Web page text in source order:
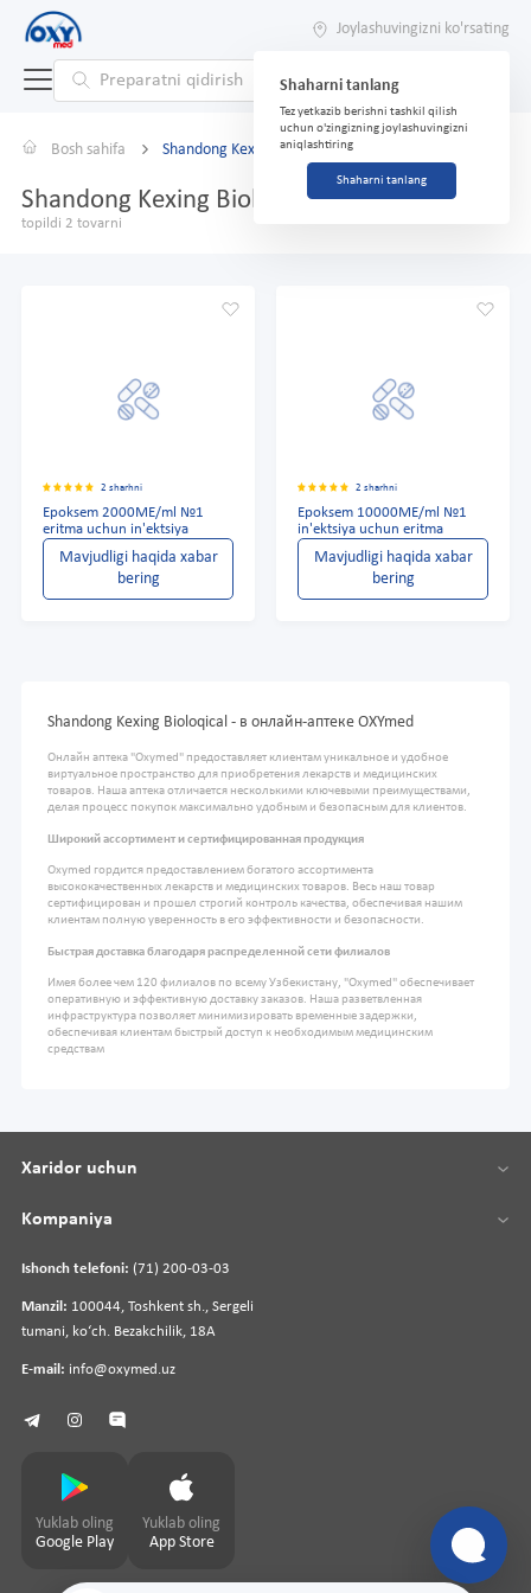
Joylashuvingizni ko'rsating
Shaharni tanlang
Tez yetkazib berishni tashkil qilish
uchun o'zingizning joylashuvingizni
aniqlashtiring
Shaharni tanlang
Bosh sahifa Shandong Kexing Bioloqical
Shandong Kexing Bioloqical
topildi 2 tovarni
2 sharhni
Epoksem 2000ME/ml №1
eritma uchun in'ektsiya
Mavjudligi haqida xabar
bering
2 sharhni
Epoksem 10000ME/ml №1
in'ektsiya uchun eritma
Mavjudligi haqida xabar
bering
Shandong Kexing Bioloqical - в онлайн-аптеке OXYmed
Онлайн аптека "Oxymed" предоставляет клиентам уникальное и удобное
виртуальное пространство для приобретения лекарств и медицинских
товаров. Наша аптека отличается несколькими ключевыми преимуществами,
делая процесс покупок максимально удобным и безопасным для клиентов.
Широкий ассортимент и сертифицированная продукция
Oxymed гордится предоставлением богатого ассортимента
высококачественных лекарств и медицинских товаров. Весь наш товар
сертифицирован и прошел строгий контроль качества, обеспечивая нашим
клиентам полную уверенность в его эффективности и безопасности.
Быстрая доставка благодаря распределенной сети филиалов
Имея более чем 120 филиалов по всему Узбекистану, "Oxymed" обеспечивает
оперативную и эффективную доставку заказов. Наша разветвленная
инфраструктура позволяет минимизировать временные задержки,
обеспечивая клиентам быстрый доступ к необходимым медицинским
средствам
Ishonch telefoni: (71) 200-03-03
Manzil: 100044, Toshkent sh., Sergeli
tumani, koʻch. Bezakchilik, 18A
E-mail: info@oxymed.uz
Xaridor uchun
Kompaniya
Yuklab oling
Google Play
Yuklab oling
App Store